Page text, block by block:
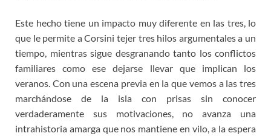
Este hecho tiene un impacto muy diferente en las tres, lo
que le permite a Corsini tejer tres hilos argumentales a un
tiempo, mientras sigue desgranando tanto los conflictos
familiares como ese dejarse llevar que implican los
veranos. Con una escena previa en la que vemos a las tres
marchándose de la isla con prisas sin conocer
verdaderamente sus motivaciones, no avanza una
intrahistoria amarga que nos mantiene en vilo, a la espera